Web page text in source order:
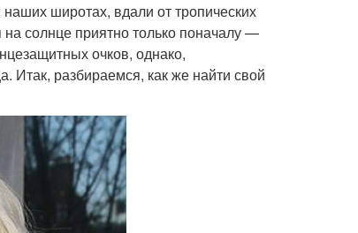
широтах, вдали от тропических
солнце приятно только поначалу —
очков, однако,
Итак, разбираемся, как же найти свой